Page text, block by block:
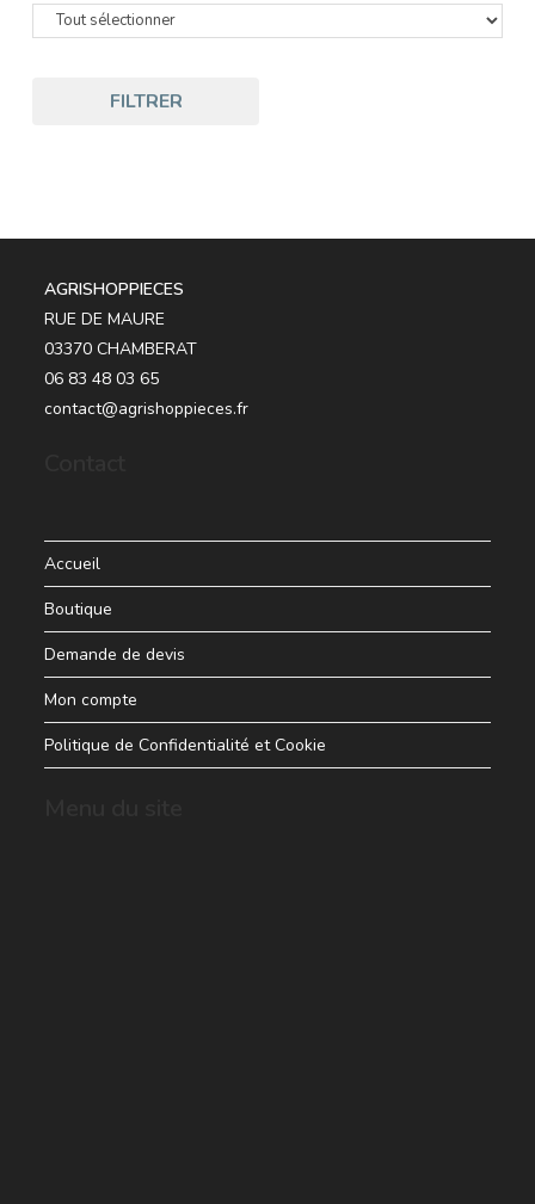
FILTRER
AGRISHOPPIECES
RUE DE MAURE
03370 CHAMBERAT
06 83 48 03 65
contact@agrishoppieces.fr
Accueil
Boutique
Demande de devis
Mon compte
Politique de Confidentialité et Cookie